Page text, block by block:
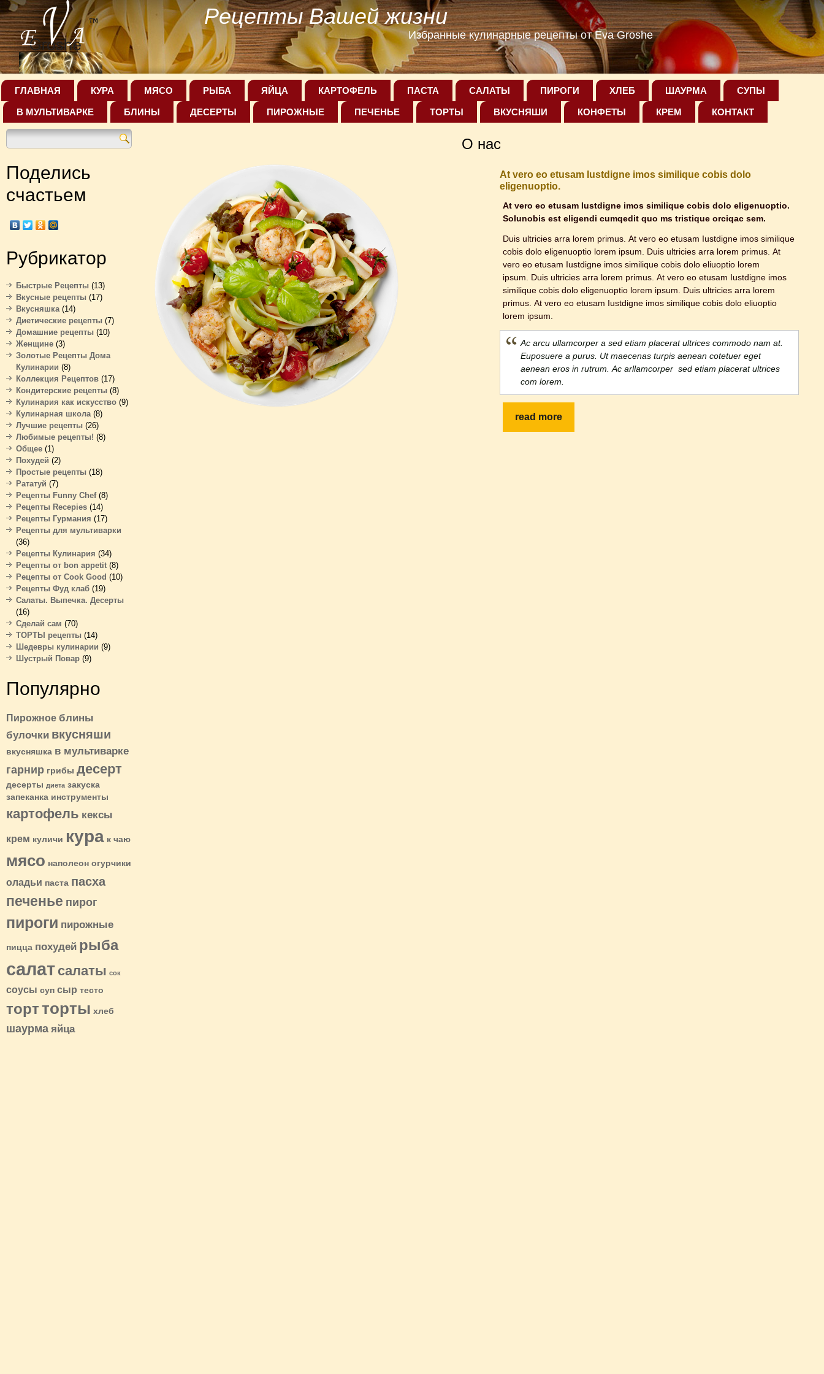
Рецепты Вашей жизни
Избранные кулинарные рецепты от Eva Groshe
ГЛАВНАЯ КУРА МЯСО РЫБА ЯЙЦА КАРТОФЕЛЬ ПАСТА САЛАТЫ ПИРОГИ ХЛЕБ ШАУРМА СУПЫ
В МУЛЬТИВАРКЕ БЛИНЫ ДЕСЕРТЫ ПИРОЖНЫЕ ПЕЧЕНЬЕ ТОРТЫ ВКУСНЯШИ КОНФЕТЫ КРЕМ КОНТАКТ
Поделись
счастьем
Рубрикатор
Быстрые Рецепты (13)
Вкусные рецепты (17)
Вкусняшка(14)
Диетические рецепты (7)
Домашние рецепты (10)
Женщине (3)
Золотые Рецепты Дома
Кулинарии (8)
Коллекция Рецептов (17)
Кондитерские рецепты (8)
Кулинария как искусство (9)
Кулинарная школа(8)
Лучшие рецепты (26)
Любимые рецепты! (8)
Общее (1)
Похудей (2)
Простые рецепты (18)
Рататуй (7)
Рецепты Funny Chef(8)
Рецепты Recepies (14)
Рецепты Гурмания (17)
Рецепты для мультиварки
(36)
Рецепты Кулинария (34)
Рецепты от bon appetit (8)
Рецепты от Cook Good (10)
Рецепты Фуд клаб (19)
Салаты. Выпечка. Десерты
(16)
Сделай сам (70)
ТОРТЫ рецепты (14)
Шедевры кулинарии (9)
Шустрый Повар (9)
Популярно
Пирожное блины
булочки вкусняши
вкусняшка в мультиварке
гарнир грибы десерт
десерты диета закуска
запеканка инструменты
картофель кексы
крем куличи кура к чаю
мясо наполеон огурчики
оладьи паста пасха
печенье пирог
пироги пирожные
пицца похудей рыба
салат салаты сок
соусы суп сыр тесто
тортторты хлеб
шаурма яйца
О нас
At vero eo etusam Iustdigne imos similique cobis dolo
eligenuoptio.
At vero eo etusam Iustdigne imos similique cobis dolo eligenuoptio.
Solunobis est eligendi cumqedit quo ms tristique orciqac sem.
Duis ultricies arra lorem primus. At vero eo etusam Iustdigne imos similique
cobis dolo eligenuoptio lorem ipsum. Duis ultricies arra lorem primus. At
vero eo etusam Iustdigne imos similique cobis dolo eliuoptio lorem
ipsum. Duis ultricies arra lorem primus. At vero eo etusam Iustdigne imos
similique cobis dolo eligenuoptio lorem ipsum. Duis ultricies arra lorem
primus. At vero eo etusam Iustdigne imos similique cobis dolo eliuoptio
lorem ipsum.
Ac arcu ullamcorper a sed etiam placerat ultrices commodo nam at.
Euposuere a purus. Ut maecenas turpis aenean cotetuer eget
aenean eros in rutrum. Ac arllamcorper sed etiam placerat ultrices
com lorem.
read more